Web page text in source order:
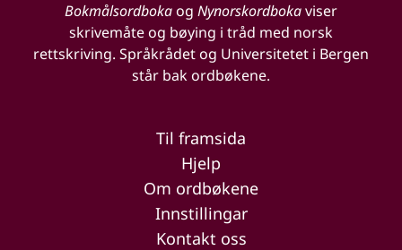
Bokmålsordbokaog Nynorskordbokaviser
skrivemåte og bøying i tråd med norsk
rettskriving. Språkrådet og Universitetet i Bergen
står bak ordbøkene.
Til framsida
Hjelp
Om ordbøkene
Innstillingar
Kontakt oss